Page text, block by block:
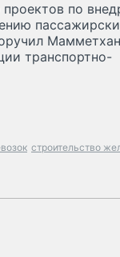
проектов по
транспортно-
строительство